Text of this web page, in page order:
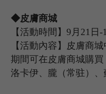
◆皮膚商城
【活動時間】9 月 21 日-
【活動內容】皮膚商
期間可在皮膚商城購買
洛卡伊、朧（常驻）、